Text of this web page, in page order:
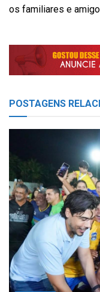
os familiares e
POSTAGENS